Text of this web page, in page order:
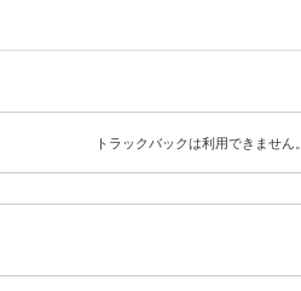
トラックバックは利用できません。